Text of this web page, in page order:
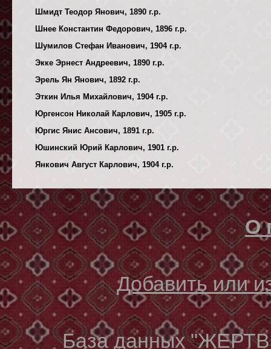
Шмидт Теодор Янович, 1890 г.р.
Шнее Константин Федорович, 1896 г.р.
Шумилов Стефан Иванович, 1904 г.р.
Экке Эрнест Андреевич, 1890 г.р.
Эрель Ян Янович, 1892 г.р.
Эткин Илья Михайлович, 1904 г.р.
Юргенсон Николай Карлович, 1905 г.р.
Юргис Янис Ансович, 1891 г.р.
Юшинский Юрий Карлович, 1901 г.р.
Янкович Август Карлович, 1904 г.р.
О
Добавить или
База данных